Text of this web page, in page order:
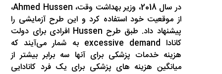
در سال 2018، وزیر بهداشت وقت، Ahmed Hussen،
از موقعیت خود استفاده کرد و این طرح آزمایشی را
پیشنهاد داد. طبق طرح Hussen افرادی برای دولت
کانادا excessive demand به شمار می‌آیند که
هزینه خدمات پزشکی برای آنها سه برابر بیشتر از
میانگین هزینه های پزشکی برای یک فرد کانادایی